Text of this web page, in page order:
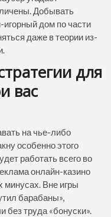
Добывать
дом по части
даже в теории из-
для
вас
на чье-либо
особенно этого
работать всего во
онлайн-казино
минусах. Вне игры
барабаны»,
без труда «бонуски».